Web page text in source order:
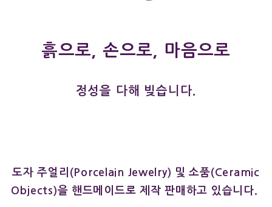
흙으로, 손으로, 마음으로
정성을 다해 빚습니다.
도자 주얼리(Porcelain Jewelry) 및 소품(Ceramic
Objects)을 핸드메이드로 제작 판매하고 있습니다.